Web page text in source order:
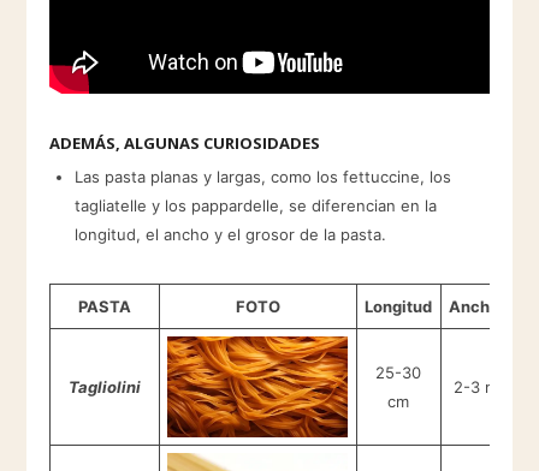
ADEMÁS, ALGUNAS CURIOSIDADES
Las pasta planas y largas, como los fettuccine, los
tagliatelle y los pappardelle, se diferencian en la
longitud, el ancho y el grosor de la pasta.
PASTA FOTO Longitud Anchura
Tagliolini
25-30
cm
2-3 mm